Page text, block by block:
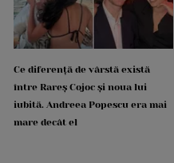
Ce diferență de vârstă există
între Rareș Cojoc și noua lui
iubită. Andreea Popescu era mai
mare decât el